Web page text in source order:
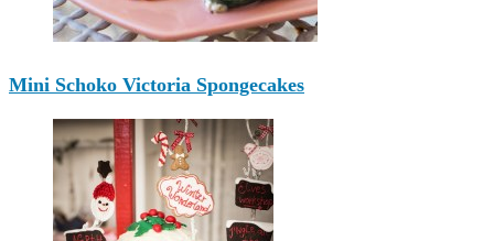
Mini Schoko Victoria Spongecakes